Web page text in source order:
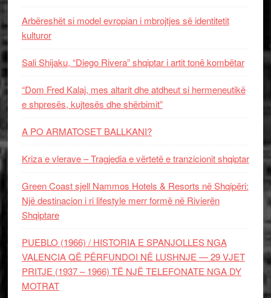
Arbëreshët si model evropian i mbrojtjes së identitetit
kulturor
Sali Shijaku, “Diego Rivera” shqiptar i artit tonë kombëtar
“Dom Fred Kalaj, mes altarit dhe atdheut si hermeneutikë
e shpresës, kujtesës dhe shërbimit”
A PO ARMATOSET BALLKANI?
Kriza e vlerave – Tragjedia e vërtetë e tranzicionit shqiptar
Green Coast sjell Nammos Hotels & Resorts në Shqipëri:
Një destinacion i ri lifestyle merr formë në Rivierën
Shqiptare
PUEBLO (1966) / HISTORIA E SPANJOLLES NGA
VALENCIA QË PËRFUNDOI NË LUSHNJE — 29 VJET
PRITJE (1937 – 1966) TË NJË TELEFONATE NGA DY
MOTRAT